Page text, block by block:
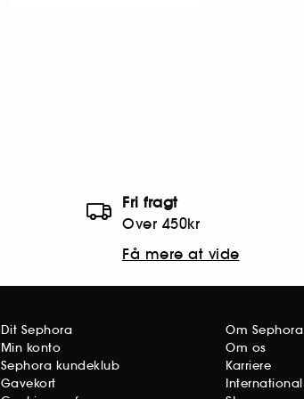
Fri fragt
Over 450kr
Få mere at vide
Dit Sephora
Min konto
Sephora kundeklub
Gavekort
Om Sephora
Om os
Karriere
International